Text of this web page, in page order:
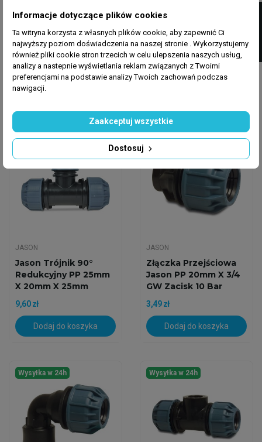
JASON
Złączka Przejściowa
Jason PP 25mm X 3/4
GZ Zacisk 10 Bar
4,70 zł
Dodaj do koszyka
JASON
Złączka Przejściowa
Jason PP 20mm X 1/2
GW Zacisk 10 Bar
4,20 zł
Wysyłka w 24h
JASON
Jason Trójnik 90°
Redukcyjny PP 25mm
X 20mm X 25mm
9,60 zł
Dodaj do koszyka
Wysyłka w 24h
JASON
Złączka Przejściowa
Jason PP 20mm X 3/4
GW Zacisk 10 Bar
3,49 zł
Dodaj do koszyka
Wysyłka w 24h Wysyłka w 24h
Informacje dotyczące plików cookies
Ta witryna korzysta z własnych plików cookie, aby zapewnić Ci
najwyższy poziom doświadczenia na naszej stronie . Wykorzystujemy
również pliki cookie stron trzecich w celu ulepszenia naszych usług,
analizy a nastepnie wyświetlania reklam związanych z Twoimi
preferencjami na podstawie analizy Twoich zachowań podczas
nawigacji.
Dostosuj
Zaakceptuj wszystkie